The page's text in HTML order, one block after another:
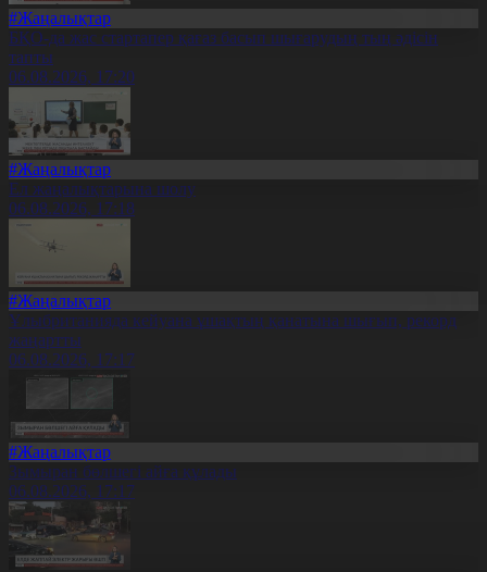
#Жаңалықтар
БҚО-да жас стартапер қағаз басып шығарудың тың әдісін
тапты
06.08.2026, 17:20
#Жаңалықтар
Ел жаңалықтарына шолу
06.08.2026, 17:18
#Жаңалықтар
Ұлыбританияда кейуана ұшақтың қанатына шығып, рекорд
жаңартты
06.08.2026, 17:17
#Жаңалықтар
Зымыран бөлшегі айға құлады
06.08.2026, 17:17